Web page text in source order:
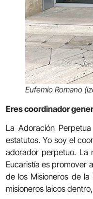
Eufemio Romano
Eres coordinador
La Adoración
estatutos. Yo soy el
adorador perpetuo. La
Eucaristía es promover
de los Misioneros de
misioneros laicos